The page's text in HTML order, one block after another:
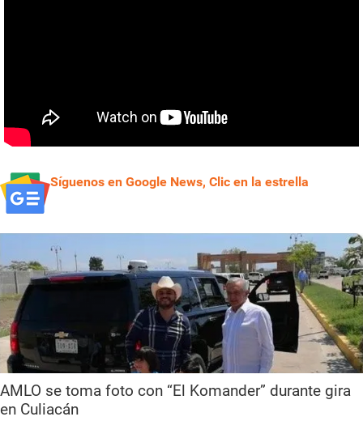
Síguenos en Google News, Clic en la estrella
AMLO se toma foto con “El Komander” durante gira
en Culiacán